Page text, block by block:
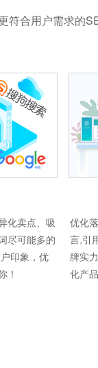
合用户需求的
化卖点、吸
尽可能多的
印象，优
！
优化
言,引
牌实
化产